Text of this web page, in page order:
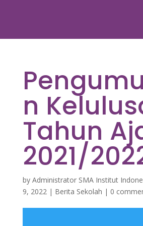
n
Tahun
2021/
by Administrator SMA Institut
9, 2022| Berita Sekolah | 0